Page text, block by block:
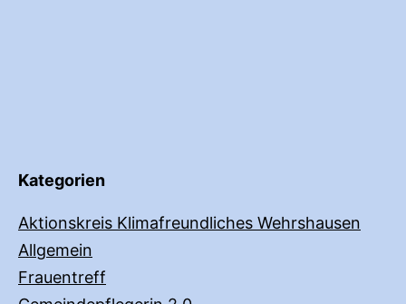
Kategorien
Aktionskreis Klimafreundliches Wehrshausen
Allgemein
Frauentreff